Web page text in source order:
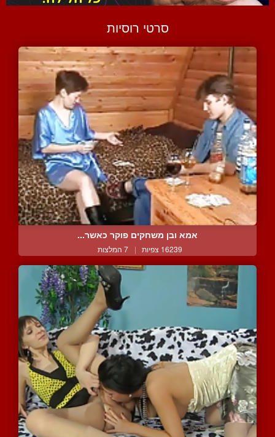
סרטי רוסיות
אמא ובן משחקים פוקר כאשר...
16239 צפיות | 7 המלצות